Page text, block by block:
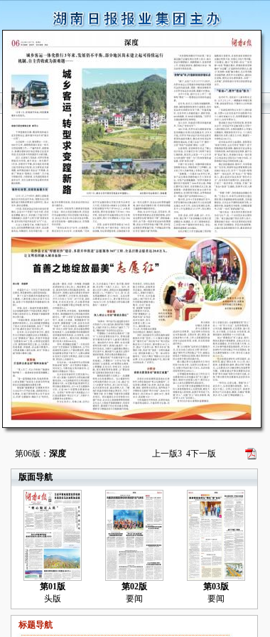
第06版： 深度 上一版3 4下一版
版面导航
第01版
头版
第02版
要闻
第03版
要闻
标题导航